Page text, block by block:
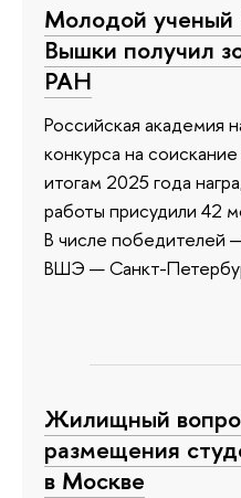
Молодой ученый
Вышки получил
РАН
Российская академия
конкурса на
итогам 2025 года
работы присудили 42
В числе победителей
ВШЭ — Санкт-
Жилищный
размещения
в Москве